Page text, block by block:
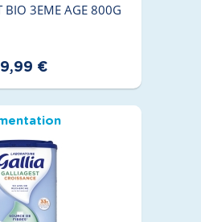
BIO 3EME AGE 800G
€